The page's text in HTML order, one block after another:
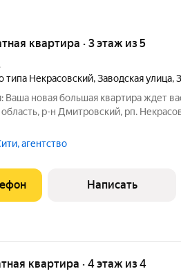
квартира · 3 этаж из 5
типа Некрасовский,Заводская улица,
Ваша новая большая квартира ждет
р-н Дмитровский, рп.
дома:
агентство
Написать
квартира · 4 этаж из 4